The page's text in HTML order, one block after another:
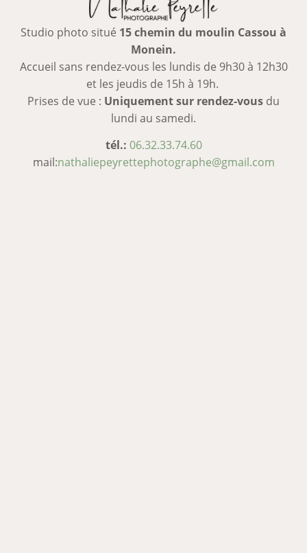
Studio photo situé 15 chemin du moulin Cassou à
Monein.
Accueil sans rendez-vous les lundis de 9h30 à 12h30
et les jeudis de 15h à 19h.
Prises de vue : Uniquement sur rendez-vous du
lundi au samedi.
tél.: 06.32.33.74.60
mail:nathaliepeyrettephotographe@gmail.com